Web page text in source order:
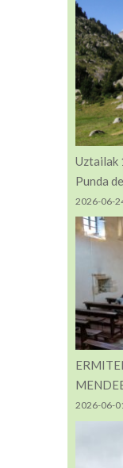
Uztailak
Punda
2026-06-
2026-06-